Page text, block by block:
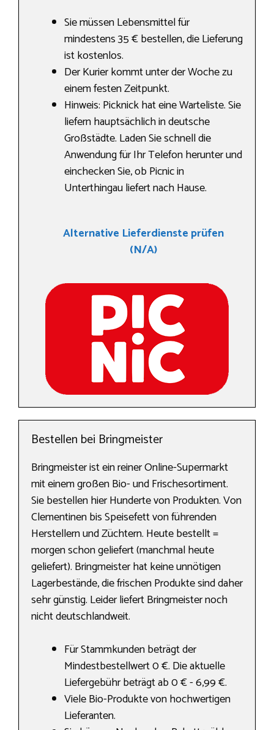
Sie müssen Lebensmittel für
mindestens 35 € bestellen, die Lieferung
ist kostenlos.
Der Kurier kommt unter der Woche zu
einem festen Zeitpunkt.
Hinweis: Picknick hat eine Warteliste. Sie
liefern hauptsächlich in deutsche
Großstädte. Laden Sie schnell die
Anwendung für Ihr Telefon herunter und
einchecken Sie, ob Picnic in
Unterthingau liefert nach Hause.
Alternative Lieferdienste prüfen
(N/A)
Bestellen bei Bringmeister
Bringmeister ist ein reiner Online-Supermarkt
mit einem großen Bio- und Frischesortiment.
Sie bestellen hier Hunderte von Produkten. Von
Clementinen bis Speisefett von führenden
Herstellern und Züchtern. Heute bestellt =
morgen schon geliefert (manchmal heute
geliefert). Bringmeister hat keine unnötigen
Lagerbestände, die frischen Produkte sind daher
sehr günstig. Leider liefert Bringmeister noch
nicht deutschlandweit.
Für Stammkunden beträgt der
Mindestbestellwert 0 €. Die aktuelle
Liefergebühr beträgt ab 0 € - 6,99 €.
Viele Bio-Produkte von hochwertigen
Lieferanten.